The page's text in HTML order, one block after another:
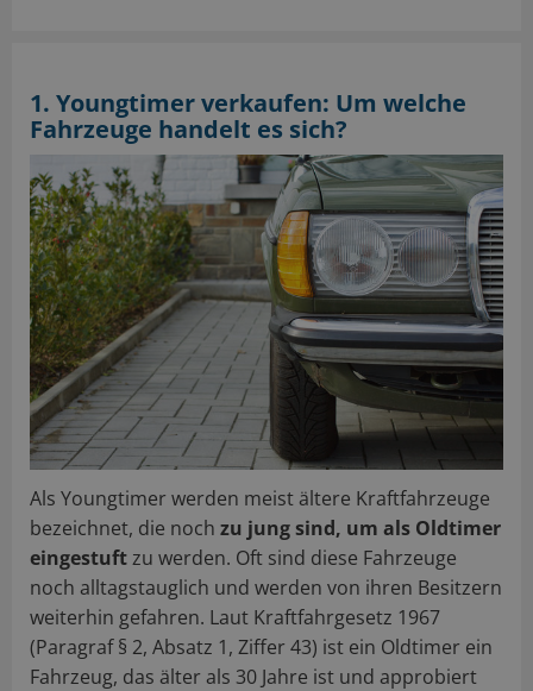
1. Youngtimer verkaufen: Um welche
Fahrzeuge handelt es sich?
Als Youngtimer werden meist ältere Kraftfahrzeuge
bezeichnet, die noch zu jung sind, um als Oldtimer
eingestuftzu werden. Oft sind diese Fahrzeuge
noch alltagstauglich und werden von ihren Besitzern
weiterhin gefahren. Laut Kraftfahrgesetz 1967
(Paragraf § 2, Absatz 1, Ziffer 43) ist ein Oldtimer ein
Fahrzeug, das älter als 30 Jahre ist und approbiert